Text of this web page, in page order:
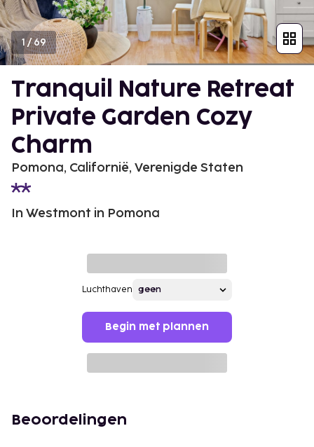
1/69
Tranquil Nature Retreat
Private Garden Cozy
Charm
Pomona, Californië, Verenigde Staten
In Westmont in Pomona
Luchthaven
Begin met plannen
Beoordelingen